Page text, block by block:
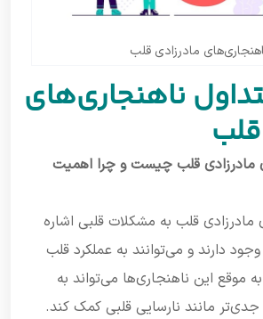
مادرزادی قلب
ناهنجاری‌های
مادرزادی قلب چیست و چرا اهمیت
مادرزادی قلب به مشکلات قلبی اشاره
وجود دارند و می‌توانند به عملکرد قلب
موقع این ناهنجاری‌ها می‌تواند به
مانند نارسایی قلبی کمک کند.